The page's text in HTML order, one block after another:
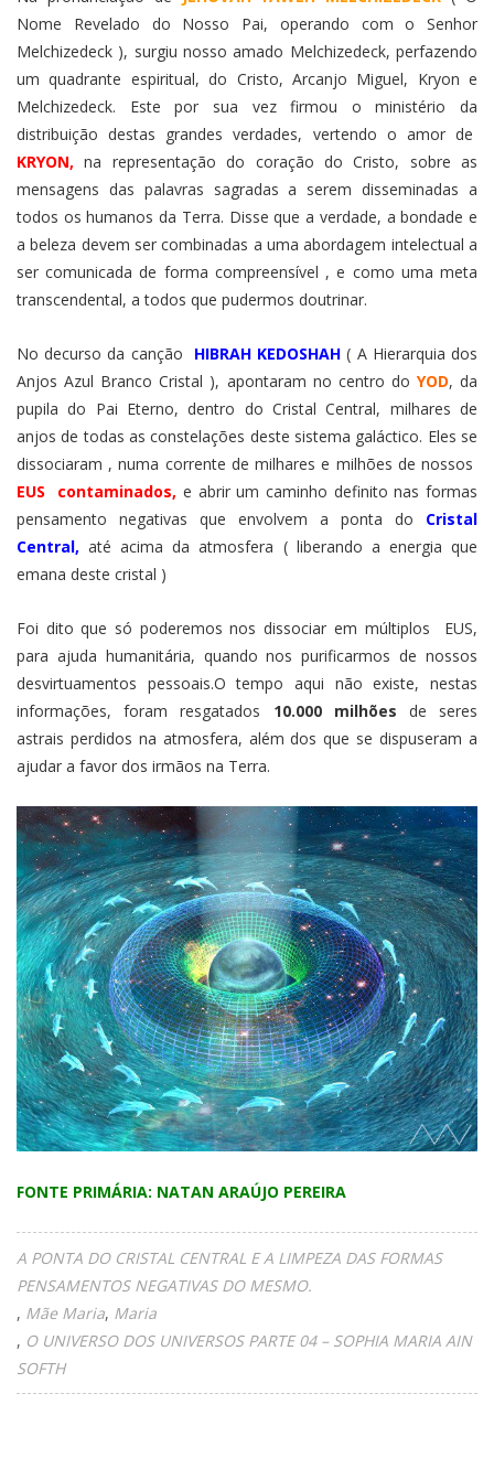
Nome Revelado do Nosso Pai, operando com o Senhor
Melchizedeck ), surgiu nosso amado Melchizedeck, perfazendo
um quadrante espiritual, do Cristo, Arcanjo Miguel, Kryon e
Melchizedeck. Este por sua vez firmou o ministério da
distribuição destas grandes verdades, vertendo o amor de
KRYON, na representação do coração do Cristo, sobre as
mensagens das palavras sagradas a serem disseminadas a
todos os humanos da Terra. Disse que a verdade, a bondade e
a beleza devem ser combinadas a uma abordagem intelectual a
ser comunicada de forma compreensível , e como uma meta
transcendental, a todos que pudermos doutrinar.
No decurso da canção HIBRAH KEDOSHAH ( A Hierarquia dos
Anjos Azul Branco Cristal ), apontaram no centro do YOD, da
pupila do Pai Eterno, dentro do Cristal Central, milhares de
anjos de todas as constelações deste sistema galáctico. Eles se
dissociaram , numa corrente de milhares e milhões de nossos
EUS contaminados, e abrir um caminho definito nas formas
pensamento negativas que envolvem a ponta do Cristal
Central, até acima da atmosfera ( liberando a energia que
emana deste cristal )
Foi dito que só poderemos nos dissociar em múltiplos EUS,
para ajuda humanitária, quando nos purificarmos de nossos
desvirtuamentos pessoais.O tempo aqui não existe, nestas
informações, foram resgatados 10.000 milhões de seres
astrais perdidos na atmosfera, além dos que se dispuseram a
ajudar a favor dos irmãos na Terra.
FONTE PRIMÁRIA: NATAN ARAÚJO PEREIRA
A PONTA DO CRISTAL CENTRAL E A LIMPEZA DAS FORMAS
PENSAMENTOS NEGATIVAS DO MESMO.
Mãe Maria Maria
O UNIVERSO DOS UNIVERSOS PARTE 04 – SOPHIA MARIA AIN
SOFTH